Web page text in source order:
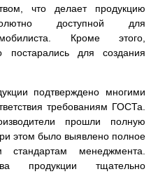
что делает продукцию
доступной для
Кроме этого,
постарались для создания
подтверждено многими
требованиям ГОСТа.
прошли полную
этом было выявлено полное
стандартам менеджмента.
продукции тщательно